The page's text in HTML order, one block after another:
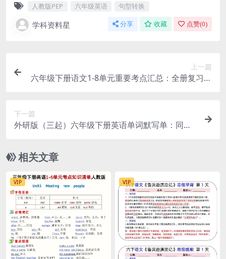
人教版PEP 六年级英语 句型转换
学科资料星 分享 收藏 点赞(0)
上一篇
六年级下册语文1-8单元重要考点汇总：全册复习重
下一篇
外研版（三起）六年级下册英语单词默写单：同步
相关文章
VIP VIP